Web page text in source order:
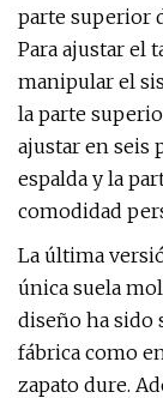
parte superior
Para ajustar el
manipular el
la parte
ajustar en seis
espalda y la
comodidad
La última
única suela
diseño ha sido
fábrica como
zapato dure.